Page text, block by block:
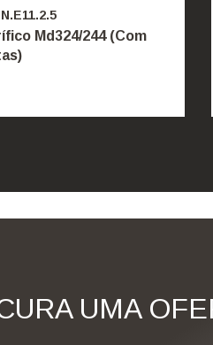
Md324/244 (Com
UMA